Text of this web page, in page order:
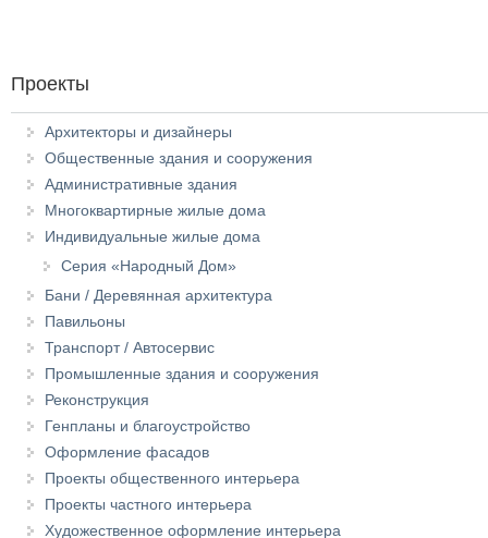
Проекты
Архитекторы и дизайнеры
Общественные здания и сооружения
Административные здания
Многоквартирные жилые дома
Индивидуальные жилые дома
Серия «Народный Дом»
Бани / Деревянная архитектура
Павильоны
Транспорт / Автосервис
Промышленные здания и сооружения
Реконструкция
Генпланы и благоустройство
Оформление фасадов
Проекты общественного интерьера
Проекты частного интерьера
Художественное оформление интерьера